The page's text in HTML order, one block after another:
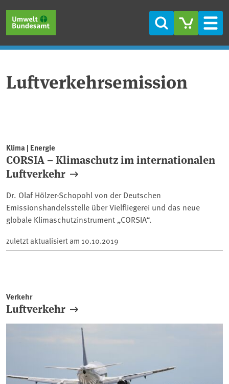
Suche
Luftverkehrsemission
Klima | Energie
CORSIA – Klimaschutz im internationalen
Luftverkehr
Dr. Olaf Hölzer-Schopohl von der Deutschen
Emissionshandelsstelle über Vielfliegerei und das neue
globale Klimaschutzinstrument „CORSIA“.
zuletzt aktualisiert am 10.10.2019
Verkehr
Luftverkehr